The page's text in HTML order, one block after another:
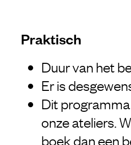
Praktisch
Duur van het
Er is
Dit
onze ateliers.
boek dan een